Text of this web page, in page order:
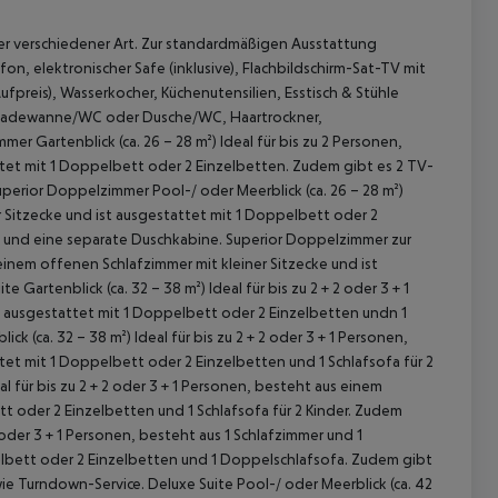
Art. Zur standardmäßigen Ausstattung
elektronischer Safe (inklusive), Flachbildschirm-Sat-TV mit
Wasserkocher, Küchenutensilien, Esstisch & Stühle
WC oder Dusche/WC, Haartrockner,
Gartenblick (ca. 26 – 28 m²) Ideal für bis zu 2 Personen,
mit 1 Doppelbett oder 2 Einzelbetten. Zudem gibt es 2 TV-
Doppelzimmer Pool-/ oder Meerblick (ca. 26 – 28 m²)
Sitzecke und ist ausgestattet mit 1 Doppelbett oder 2
eine separate Duschkabine. Superior Doppelzimmer zur
offenen Schlafzimmer mit kleiner Sitzecke und ist
Gartenblick (ca. 32 – 38 m²) Ideal für bis zu 2 + 2 oder 3 + 1
mit 1 Doppelbett oder 2 Einzelbetten undn 1
(ca. 32 – 38 m²) Ideal für bis zu 2 + 2 oder 3 + 1 Personen,
mit 1 Doppelbett oder 2 Einzelbetten und 1 Schlafsofa für 2
für bis zu 2 + 2 oder 3 + 1 Personen, besteht aus einem
2 Einzelbetten und 1 Schlafsofa für 2 Kinder. Zudem
3 + 1 Personen, besteht aus 1 Schlafzimmer und 1
oder 2 Einzelbetten und 1 Doppelschlafsofa. Zudem gibt
Turndown-Service. Deluxe Suite Pool-/ oder Meerblick (ca. 42
akzeptieren